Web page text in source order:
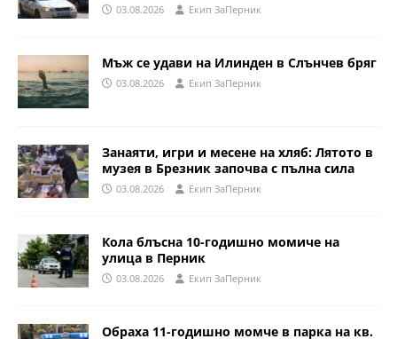
03.08.2026 Eкип ЗаПерник
Мъж се удави на Илинден в Слънчев бряг
03.08.2026 Eкип ЗаПерник
Занаяти, игри и месене на хляб: Лятото в
музея в Брезник започва с пълна сила
03.08.2026 Eкип ЗаПерник
Кола блъсна 10-годишно момиче на
улица в Перник
03.08.2026 Eкип ЗаПерник
Обраха 11-годишно момче в парка на кв.